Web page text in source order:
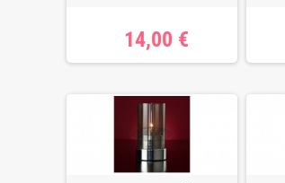
14,00 €